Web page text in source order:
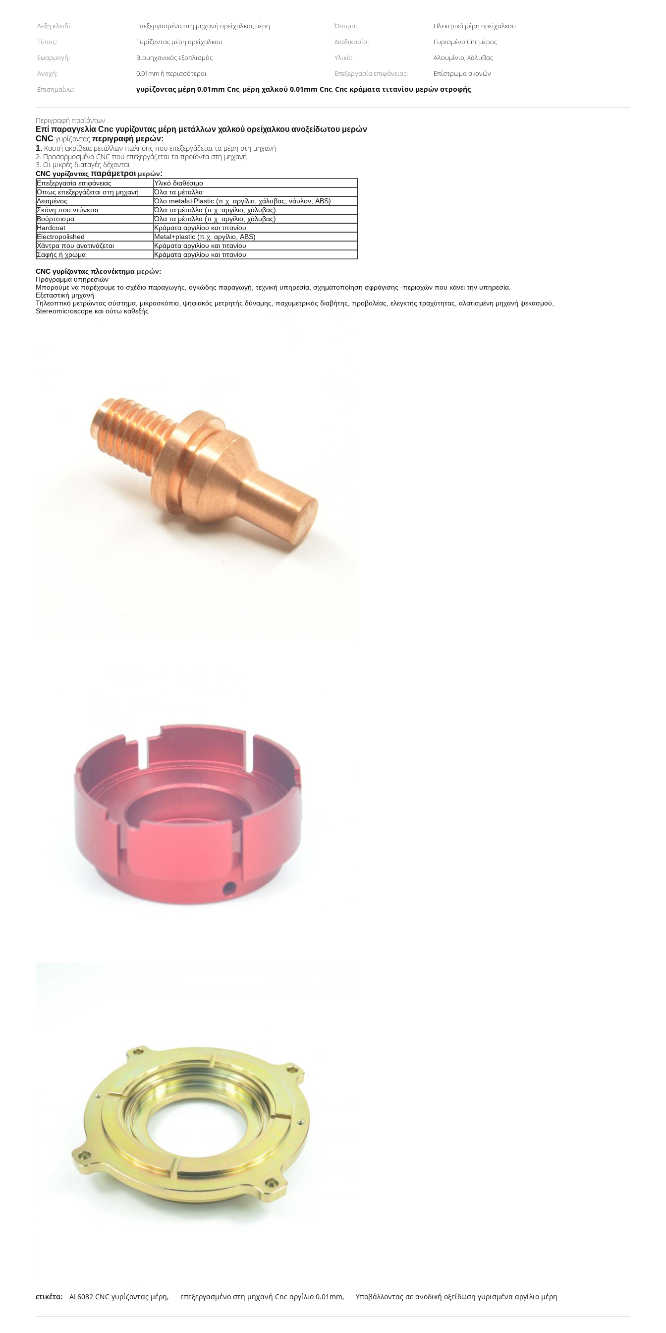
Λέξη κλειδί: Επεξεργασμένα στη μηχανή ορείχαλκος μέρη Όνομα:
Ηλεκτρικά μέρη ορείχαλκου
Τύπος:
Γυρίζοντας μέρη ορείχαλκου Διαδικασία:
Γυρισμένο Cnc μέρος
Εφαρμογή:
Βιομηχανικός εξοπλισμός Υλικό:
Αλουμίνιο, Χάλυβας
Ανοχή:
0.01mm ή περισσότεροι Επεξεργασία επιφάνειας:
Επίστρωμα σκονών
Επισημαίνω:
γυρίζοντας μέρη 0.01mm Cnc, μέρη χαλκού 0.01mm Cnc, Cnc κράματα τιτανίου μερών στροφής
Περιγραφή προϊόντων
Επί παραγγελία Cnc γυρίζοντας μέρη μετάλλων χαλκού ορείχαλκου ανοξείδωτου μερών
CNC γυρίζοντας περιγραφή μερών:
1. Καυτή ακρίβεια μετάλλων πώλησης που επεξεργάζεται τα μέρη στη μηχανή
2. Προσαρμοσμένο CNC που επεξεργάζεται τα προϊόντα στη μηχανή
3. Οι μικρές διαταγές δέχονται
CNC γυρίζοντας παράμετροι μερών:
Επεξεργασία επιφάνειας
Υλικό διαθέσιμο
Όπως επεξεργάζεται στη μηχανή
Όλα τα μέταλλα
Λειαμένος
Όλο metals+Plastic (π.χ. αργίλιο, χάλυβας, νάυλον, ABS)
Σκόνη που ντύνεται
Όλα τα μέταλλα (π.χ. αργίλιο, χάλυβας)
Βούρτσισμα
Όλα τα μέταλλα (π.χ. αργίλιο, χάλυβας)
Hardcoat
Κράματα αργιλίου και τιτανίου
Electropolished
Metal+plastic (π.χ. αργίλιο, ABS)
Χάντρα που ανατινάζεται
Κράματα αργιλίου και τιτανίου
Σαφής ή χρώμα
Κράματα αργιλίου και τιτανίου
CNC γυρίζοντας πλεονέκτημα μερών:
Πρόγραμμα υπηρεσιών
Μπορούμε να παρέχουμε το σχέδιο παραγωγής, ογκώδης παραγωγή, τεχνική υπηρεσία, σχηματοποίηση σφράγισης -περιοχών που κάνει την υπηρεσία.
Εξεταστική μηχανή
Τηλεοπτικό μετρώντας σύστημα, μικροσκόπιο, ψηφιακός μετρητής δύναμης, παχυμετρικός διαβήτης, προβολέας, ελεγκτής τραχύτητας, αλατισμένη μηχανή ψεκασμού,
Stereomicroscope και ούτω καθεξής
ετικέτα: AL6082 CNC γυρίζοντας μέρη, επεξεργασμένο στη μηχανή Cnc αργίλιο 0.01mm, Υποβάλλοντας σε ανοδική οξείδωση γυρισμένα αργίλιο μέρη